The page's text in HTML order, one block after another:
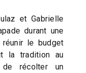
et Gabrielle
durant une
le budget
la tradition au
de récolter un